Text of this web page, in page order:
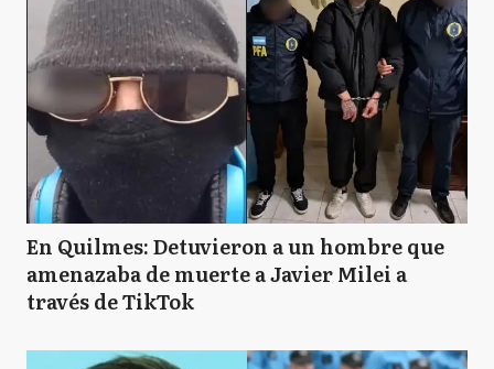
En Quilmes: Detuvieron a un hombre que
amenazaba de muerte a Javier Milei a
través de TikTok